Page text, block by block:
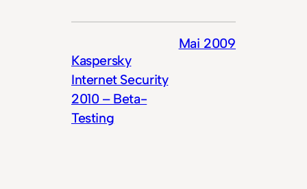
Kaspersky
Internet Security
2010 – Beta-
Testing
Mai 2009